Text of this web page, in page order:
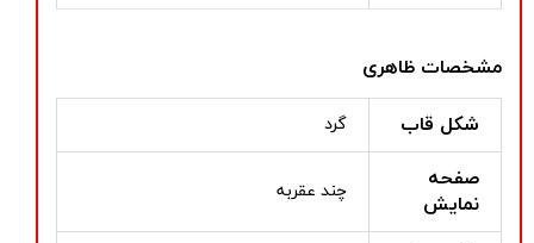
مشخصات ظاهری
شکل قاب گرد
صفحه
نمایش
چند عقربه